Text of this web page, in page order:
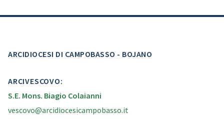
ARCIDIOCESI DI CAMPOBASSO - BOJANO
ARCIVESCOVO:
S.E. Mons. Biagio Colaianni
vescovo@arcidiocesicampobasso.it